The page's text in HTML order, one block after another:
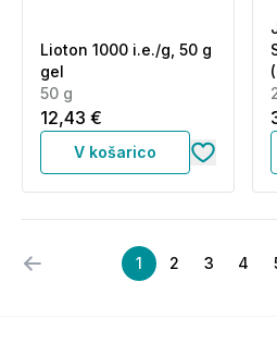
Lioton 1000 i.e./g, 50 g
gel
50 g
12,43 €
V košarico
1 2 3 4